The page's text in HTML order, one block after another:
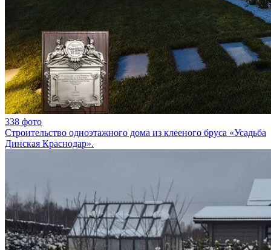
338 фото
Строительство одноэтажного дома из клееного бруса «Усадьба
Динская Краснодар».